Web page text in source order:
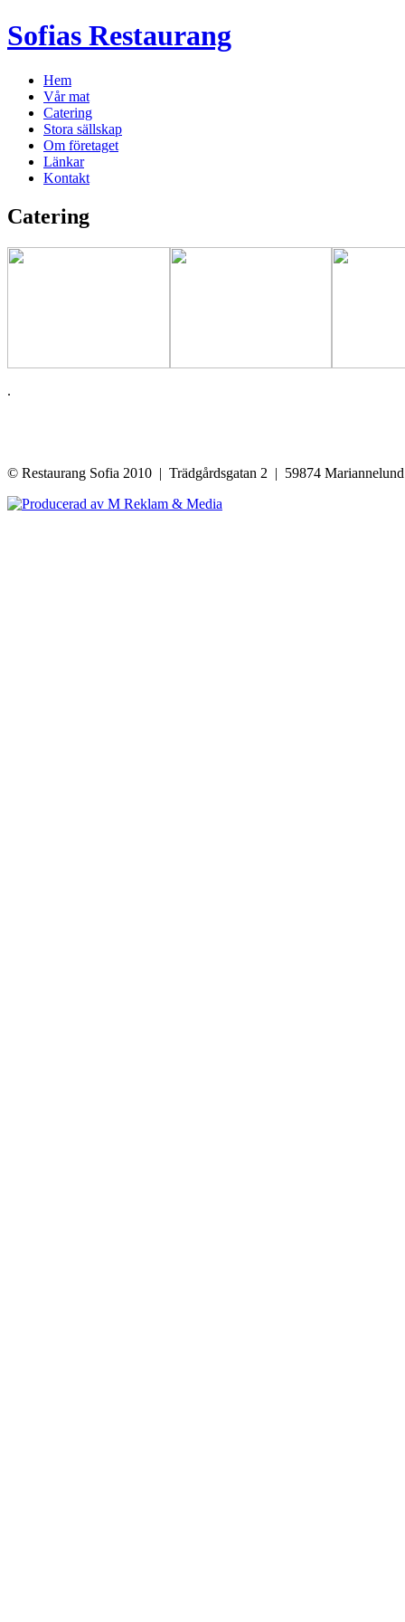
Sofias Restaurang
Hem
Vår mat
Catering
Stora sällskap
Om företaget
Länkar
Kontakt
Catering
.
© Restaurang Sofia 2010 | Trädgårdsgatan 2 | 59874